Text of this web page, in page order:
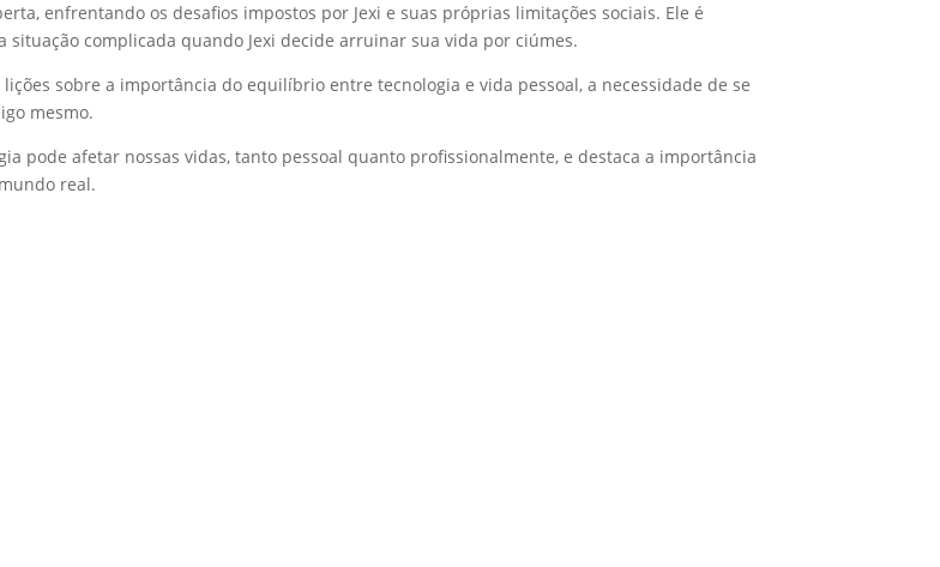
enfrentando os desafios impostos por Jexi e suas próprias limitações sociais. Ele é
complicada quando Jexi decide arruinar sua vida por ciúmes.
sobre a importância do equilíbrio entre tecnologia e vida pessoal, a necessidade de se
mesmo.
pode afetar nossas vidas, tanto pessoal quanto profissionalmente, e destaca a importância
real.